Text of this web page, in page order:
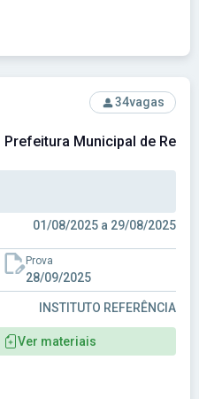
MG - Prefeitura
34vagas
Municipal de
01/08/2025 a 29/08/2025
Prova
28/09/2025
INSTITUTO REFERÊNCIA
Ver materiais